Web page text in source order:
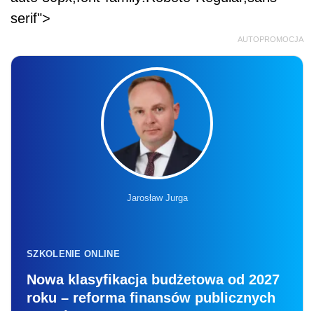
serif">
AUTOPROMOCJA
Jarosław Jurga
SZKOLENIE ONLINE
Nowa klasyfikacja budżetowa od 2027
roku – reforma finansów publicznych